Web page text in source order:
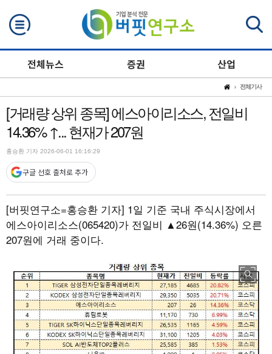
전체뉴스 증권 산업
전체기사
[거래량 상위 종목] 에스아이리소스, 전일비
14.36% ↑... 현재가 207원
홍승환 기자 2026-06-01 16:16:29
구글 선호 출처로 추가
[버핏연구소=홍승환 기자] 1일 기준 국내 주식시장에서
에스아이리소스(065420)가 전일비 ▲26원(14.36%) 오른
207원에 거래 중이다.
검색